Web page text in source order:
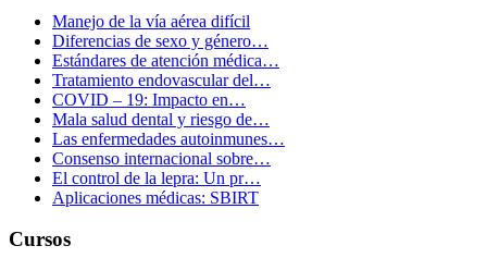
Manejo de la vía aérea difícil
Diferencias de sexo y género…
Estándares de atención médica…
Tratamiento endovascular del…
COVID – 19: Impacto en…
Mala salud dental y riesgo de…
Las enfermedades autoinmunes…
Consenso internacional sobre…
El control de la lepra: Un pr…
Aplicaciones médicas: SBIRT
Cursos